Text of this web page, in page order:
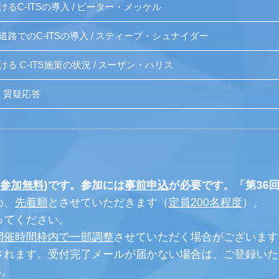
るC-ITSの導入 / ピーター・メッケル
路でのC-ITSの導入 / スティーブ・シュナイダー
る C-ITS施策の状況 / スーザン・ハリス
質疑応答
参加無料)です。参加には事前申込が必要です。「第36
先着順とさせていただきます（定員200名程度）。
ください。
催時間枠内で一部調整させていただく場合がございます
ます。受付完了メールが届かない場合は、ご登録い